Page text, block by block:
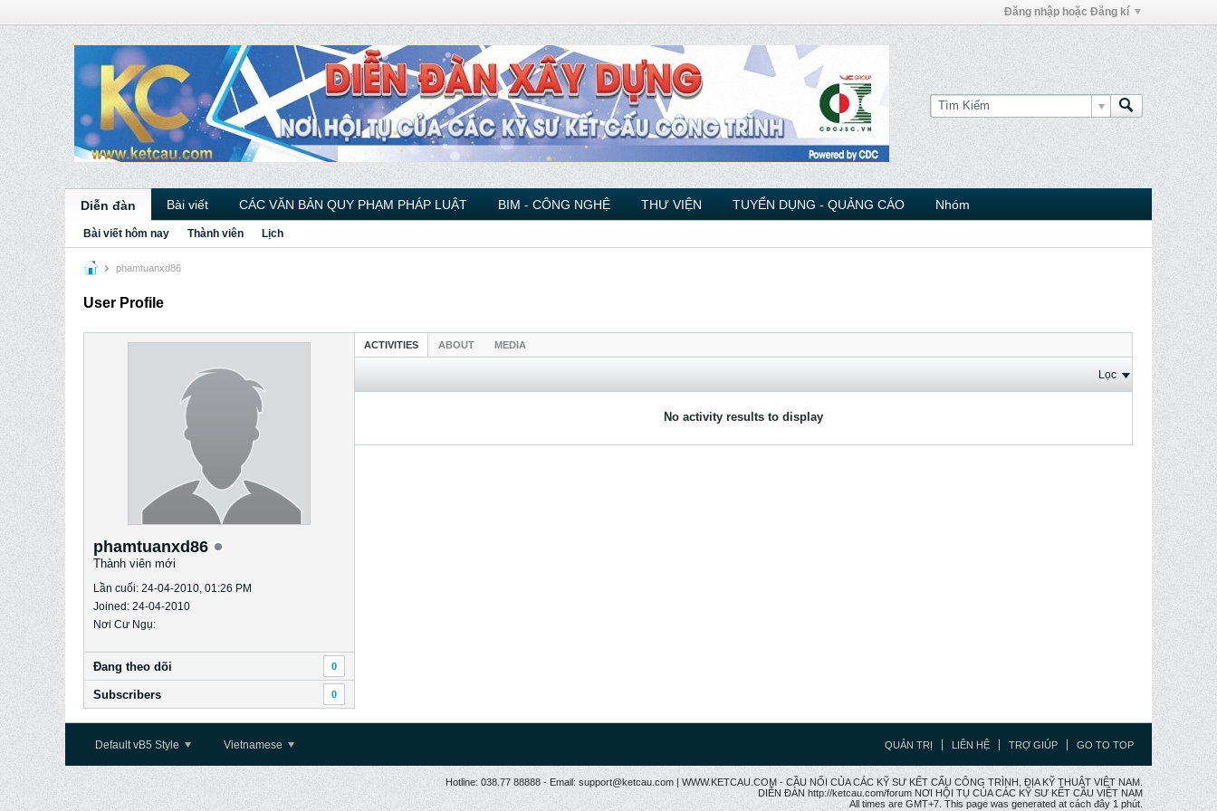
Đăng nhập hoặc Đăng kí
Diễn đàn Bài viết CÁC VĂN BẢN QUY PHẠM PHÁP LUẬT BIM - CÔNG NGHỆ THƯ VIỆN TUYỂN DỤNG - QUẢNG CÁO Nhóm
Bài viết hôm nay Thành viên Lịch
phamtuanxd86
User Profile
phamtuanxd86
Thành viên mới
Lần cuối: 24-04-2010, 01:26 PM
Joined: 24-04-2010
Nơi Cư Ngụ:
Ðang theo dõi 0
Subscribers 0
ACTIVITIES ABOUT MEDIA
Lọc
No activity results to display
Default vB5 Style Vietnamese QUẢN TRỊ LIÊN HỆ TRỢ GIÚP GO TO TOP
Hotline: 038.77 88888 - Email: support@ketcau.com | WWW.KETCAU.COM - CẦU NỐI CỦA CÁC KỸ SƯ KẾT CẤU CÔNG TRÌNH, ĐỊA KỸ THUẬT VIỆT NAM.
DIỄN ĐÀN http://ketcau.com/forum NƠI HỘI TỤ CỦA CÁC KỸ SƯ KẾT CÂU VIỆT NAM
All times are GMT+7. This page was generated at cách đây 1 phút.